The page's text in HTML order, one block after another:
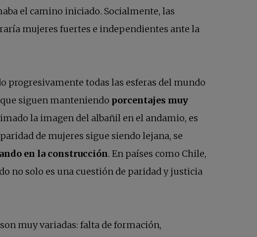
el camino iniciado. Socialmente, las
mujeres fuertes e independientes ante la
progresivamente todas las esferas del mundo
siguen manteniendo porcentajes muy
la imagen del albañil en el andamio, es
de mujeres sigue siendo lejana, se
en la construcción. En países como Chile,
no solo es una cuestión de paridad y justicia
son muy variadas: falta de formación,